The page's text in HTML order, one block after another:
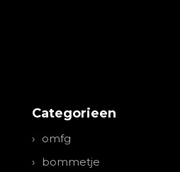
Categorieen
omfg
bommetje